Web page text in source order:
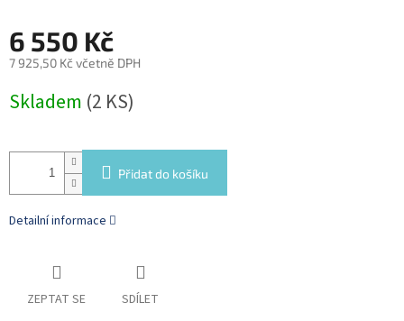
6 550 Kč
7 925,50 Kč včetně DPH
cena:
Skladem (2 KS)
Přidat do košíku
Detailní informace
ZEPTAT SE SDÍLET